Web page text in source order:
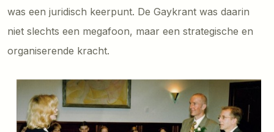
was een juridisch keerpunt. De Gaykrant was daarin
niet slechts een megafoon, maar een strategische en
organiserende kracht.